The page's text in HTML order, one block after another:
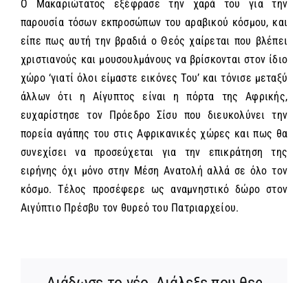
Ο Μακαριώτατος εξέφρασε την χαρά του για την
παρουσία τόσων εκπροσώπων του αραβικού κόσμου, και
είπε πως αυτή την βραδιά ο Θεός χαίρεται που βλέπει
χριστιανούς και μουσουλμάνους να βρίσκονται στον ίδιο
χώρο ‘γιατί όλοι είμαστε εικόνες Του’ και τόνισε μεταξύ
άλλων ότι η Αίγυπτος είναι η πόρτα της Αφρικής,
ευχαρίστησε τον Πρόεδρο Σίσυ που διευκολύνει την
πορεία αγάπης του στις Αφρικανικές χώρες και πως θα
συνεχίσει να προσεύχεται για την επικράτηση της
ειρήνης όχι μόνο στην Μέση Ανατολή αλλά σε όλο τον
κόσμο. Τέλος προσέφερε ως αναμνηστικό δώρο στον
Αιγύπτιο Πρέσβυ τον θυρεό του Πατριαρχείου.